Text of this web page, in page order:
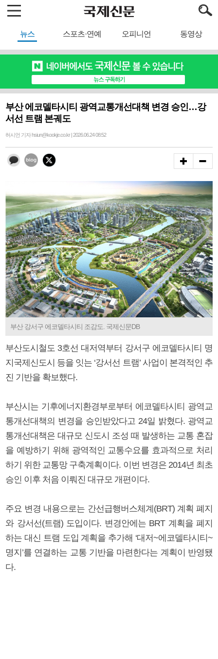
뉴스 스포츠·연예 오피니언 동영상
부산 에코델타시티 광역교통개선대책 변경 승인…강
서선 트램 본궤도
허시언 기자 hsiun@kookje.co.kr | 2026.06.24 08:52
부산 강서구 에코델타시티 조감도. 국제신문DB
부산도시철도 3호선 대저역부터 강서구 에코델타시티 명
지국제신도시 등을 잇는 ‘강서선 트램’ 사업이 본격적인 추
진 기반을 확보했다.
부산시는 기후에너지환경부로부터 에코델타시티 광역교
통개선대책의 변경을 승인받았다고 24일 밝혔다. 광역교
통개선대책은 대규모 신도시 조성 때 발생하는 교통 혼잡
을 예방하기 위해 광역적인 교통수요를 효과적으로 처리
하기 위한 교통망 구축계획이다. 이번 변경은 2014년 최초
승인 이후 처음 이뤄진 대규모 개편이다.
주요 변경 내용으로는 간선급행버스체계(BRT) 계획 폐지
와 강서선(트램) 도입이다. 변경안에는 BRT 계획을 폐지
하는 대신 트램 도입 계획을 추가해 ‘대저~에코델타시티~
명지’를 연결하는 교통 기반을 마련한다는 계획이 반영됐
다.